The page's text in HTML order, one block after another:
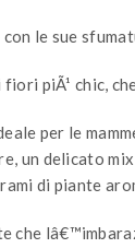
con le sue
fiori piÃ¹ chic,
per le
un delicato
di piante
che